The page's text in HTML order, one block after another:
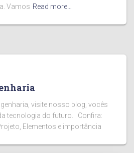
Vamos Read more…
visite nosso blog, vocês
tecnologia do futuro. Confira:
Elementos e importância